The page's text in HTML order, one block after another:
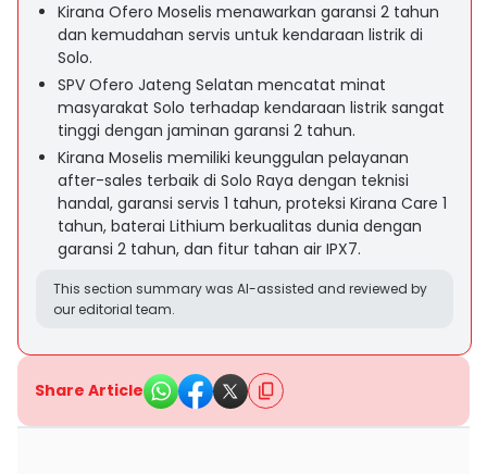
Kirana Ofero Moselis menawarkan garansi 2 tahun
dan kemudahan servis untuk kendaraan listrik di
Solo.
SPV Ofero Jateng Selatan mencatat minat
masyarakat Solo terhadap kendaraan listrik sangat
tinggi dengan jaminan garansi 2 tahun.
Kirana Moselis memiliki keunggulan pelayanan
after-sales terbaik di Solo Raya dengan teknisi
handal, garansi servis 1 tahun, proteksi Kirana Care 1
tahun, baterai Lithium berkualitas dunia dengan
garansi 2 tahun, dan fitur tahan air IPX7.
This section summary was AI-assisted and reviewed by
our editorial team.
Share Article